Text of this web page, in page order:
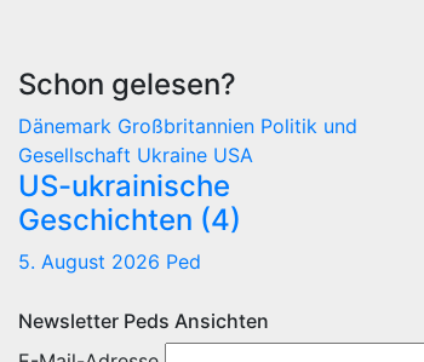
Schon gelesen?
Dänemark Großbritannien Politik und
Gesellschaft Ukraine USA
US-ukrainische
Geschichten (4)
5. August 2026 Ped
Newsletter Peds Ansichten